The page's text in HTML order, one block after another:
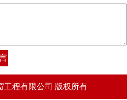
工程有限公司 版权所有